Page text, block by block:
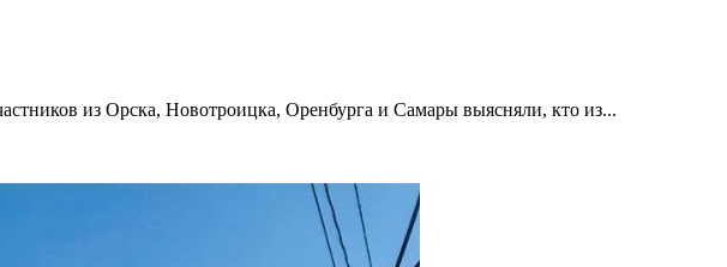
из Орска, Новотроицка, Оренбурга и Самары выясняли, кто из...